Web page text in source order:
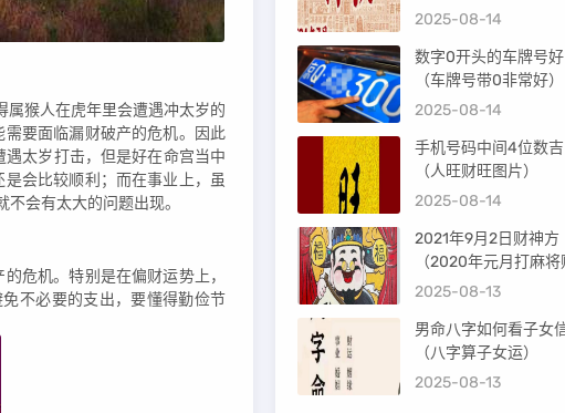
猴人在虎年里会遭遇冲太岁的
要面临漏财破产的危机。因此
太岁打击，但是好在命宫当中
会比较顺利；而在事业上，虽
会有太大的问题出现。
危机。特别是在偏财运势上，
不必要的支出，要懂得勤俭节
2025-08-14
数字0开头的车牌号
（车牌号带0非常好）
2025-08-14
手机号码中间4位数
（人旺财旺图片）
2025-08-14
2021年9月2日财神方
（2020年元月打麻
方位）
2025-08-13
男命八字如何看子女
（八字算子女运）
2025-08-13